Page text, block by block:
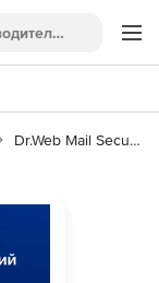
Dr.Web Mail Security Suite